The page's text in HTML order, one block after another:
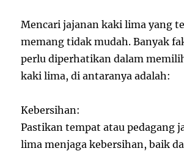
Mencari jajanan kaki lima yang
memang tidak mudah. Banyak
perlu diperhatikan dalam
kaki lima, di antaranya adalah:
Kebersihan:
Pastikan tempat atau pedagang
lima menjaga kebersihan, baik